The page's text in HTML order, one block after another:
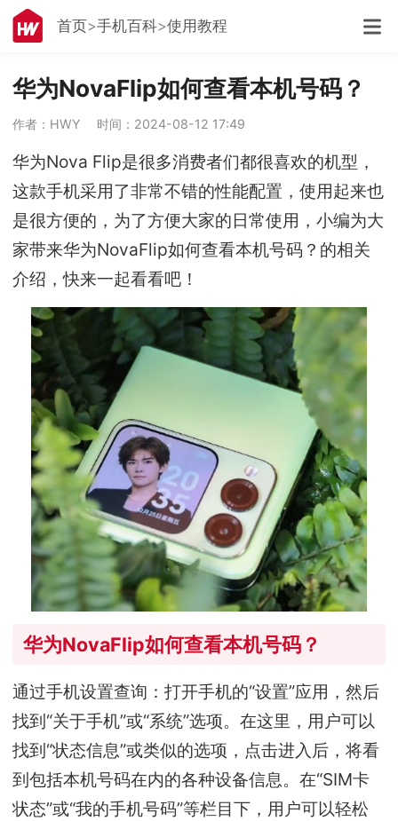
首页 手机百科 使用教程
华为NovaFlip如何查看本机号码？
作者：HWY 时间：2024-08-12 17:49
华为Nova Flip是很多消费者们都很喜欢的机型，
这款手机采用了非常不错的性能配置，使用起来也
是很方便的，为了方便大家的日常使用，小编为大
家带来华为NovaFlip如何查看本机号码？的相关
介绍，快来一起看看吧！
华为NovaFlip如何查看本机号码？
通过手机设置查询：‌打开手机的“设置”应用，‌然后
找到“关于手机”或“系统”选项。‌在这里，‌用户可以
找到“状态信息”或类似的选项，‌点击进入后，‌将看
到包括本机号码在内的各种设备信息。‌在“SIM卡
状态”或“我的手机号码”等栏目下，‌用户可以轻松